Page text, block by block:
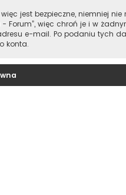
więc jest bezpieczne, niemniej
Forum”, więc chroń je i w
e-mail. Po podaniu tych
konta.